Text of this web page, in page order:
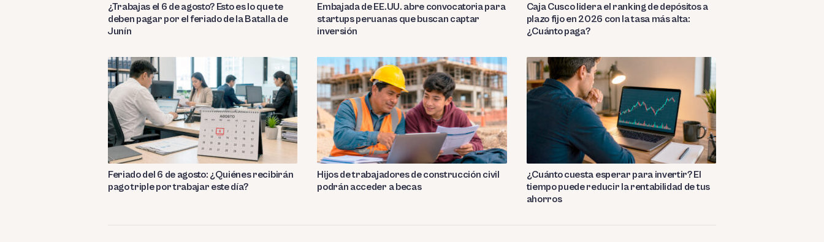
¿Trabajas el 6 de agosto? Esto es lo que te
deben pagar por el feriado de la Batalla de
Junín
Embajada de EE.UU. abre convocatoria para
startups peruanas que buscan captar
inversión
Caja Cusco lidera el ranking de depósitos a
plazo fijo en 2026 con la tasa más alta:
¿Cuánto paga?
Feriado del 6 de agosto: ¿Quiénes recibirán
pago triple por trabajar este día?
Hijos de trabajadores de construcción civil
podrán acceder a becas
¿Cuánto cuesta esperar para invertir? El
tiempo puede reducir la rentabilidad de tus
ahorros